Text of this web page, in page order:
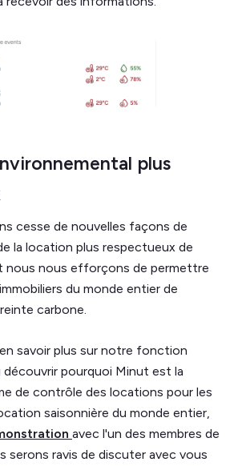
plus
cesse de nouvelles façons de
la location plus respectueux de
nous nous efforçons de permettre
du monde entier de
carbone.
savoir plus sur notre fonction
pourquoi Minut est la
de contrôle des locations pour les
saisonnière du monde entier,
avec l'un des membres de
serons ravis de discuter avec vous